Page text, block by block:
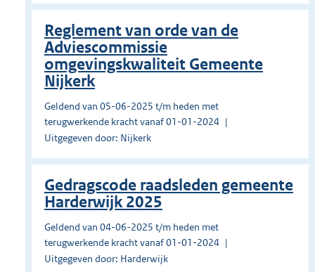
Reglement van orde van de
Adviescommissie
omgevingskwaliteit Gemeente
Nijkerk
Geldend van 05-06-2025 t/m heden met
terugwerkende kracht vanaf 01-01-2024
Uitgegeven door: Nijkerk
Gedragscode raadsleden gemeente
Harderwijk 2025
Geldend van 04-06-2025 t/m heden met
terugwerkende kracht vanaf 01-01-2024
Uitgegeven door: Harderwijk